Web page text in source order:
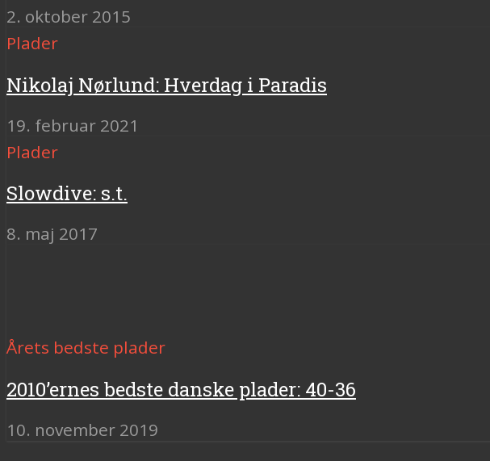
2. oktober 2015
Plader
Nikolaj Nørlund: Hverdag i Paradis
19. februar 2021
Plader
Slowdive: s.t.
8. maj 2017
Årets bedste plader
2010’ernes bedste danske plader: 40-36
10. november 2019